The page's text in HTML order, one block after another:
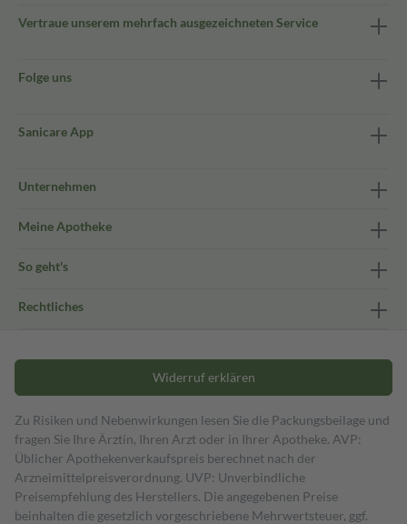
Vertraue unserem mehrfach ausgezeichneten Service
Folge uns
Sanicare App
Unternehmen
Meine Apotheke
So geht's
Rechtliches
Widerruf erklären
Zu Risiken und Nebenwirkungen lesen Sie die Packungsbeilage und
fragen Sie Ihre Ärztin, Ihren Arzt oder in Ihrer Apotheke. AVP:
Üblicher Apothekenverkaufspreis berechnet nach der
Arzneimittelpreisverordnung. UVP: Unverbindliche
Preisempfehlung des Herstellers. Die angegebenen Preise
beinhalten die gesetzlich vorgeschriebene Mehrwertsteuer, ggf.